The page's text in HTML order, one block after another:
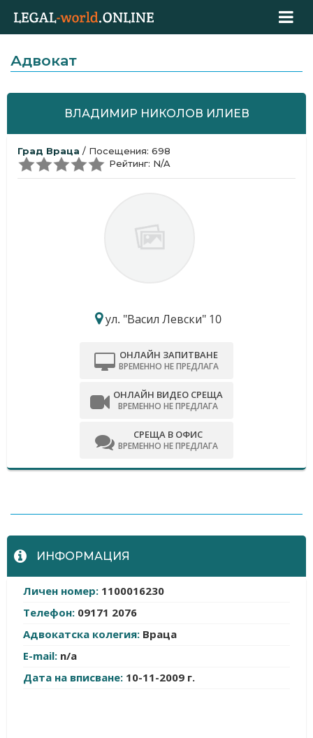
Адвокат
ВЛАДИМИР НИКОЛОВ ИЛИЕВ
Град Враца / Посещения: 698
Рейтинг: N/A
ул. "Васил Левски" 10
ОНЛАЙН ЗАПИТВАНЕ
ВРЕМЕННО НЕ ПРЕДЛАГА
ОНЛАЙН ВИДЕО СРЕЩА
ВРЕМЕННО НЕ ПРЕДЛАГА
СРЕЩА В ОФИС
ВРЕМЕННО НЕ ПРЕДЛАГА
ИНФОРМАЦИЯ
Личен номер: 1100016230
Телефон: 09171 2076
Адвокатска колегия: Враца
E-mail: n/a
Дата на вписване: 10-11-2009 г.